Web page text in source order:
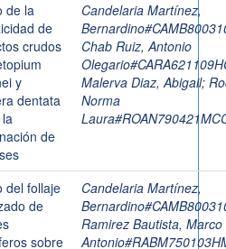
de la
de
crudos
y
dentata
de
Candelaria Martínez,
Chab Ruiz, Antonio
Malerva Diaz, Abigail;
Norma
del follaje
de
sobre
Candelaria Martínez,
Ramirez Bautista, Marco